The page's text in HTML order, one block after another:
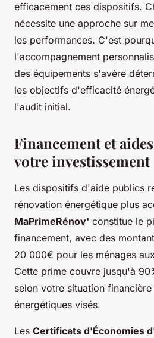
efficacement ces dispositifs.
nécessite une approche sur
les performances. C'est
l'accompagnement
des équipements s'avère
les objectifs d'efficacité
l'audit initial.
Financement et
votre investissement
Les dispositifs d'aide publics
rénovation énergétique plus
MaPrimeRénov' constitue le
financement, avec des
20 000€ pour les ménages
Cette prime couvre jusqu'à
selon votre situation
énergétiques visés.
Les Certificats d'Économies